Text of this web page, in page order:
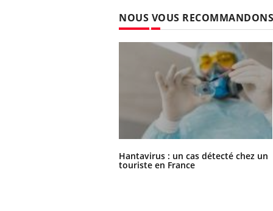
NOUS VOUS RECOMMANDONS
Hantavirus : un cas détecté chez un
touriste en France